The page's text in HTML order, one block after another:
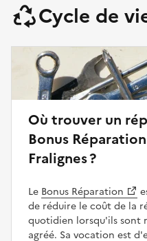
Cycle de
Où trouver un
Bonus
Fralignes ?
Le Bonus Réparation
de réduire le coût de la
quotidien lorsqu'ils sont
agréé. Sa vocation est